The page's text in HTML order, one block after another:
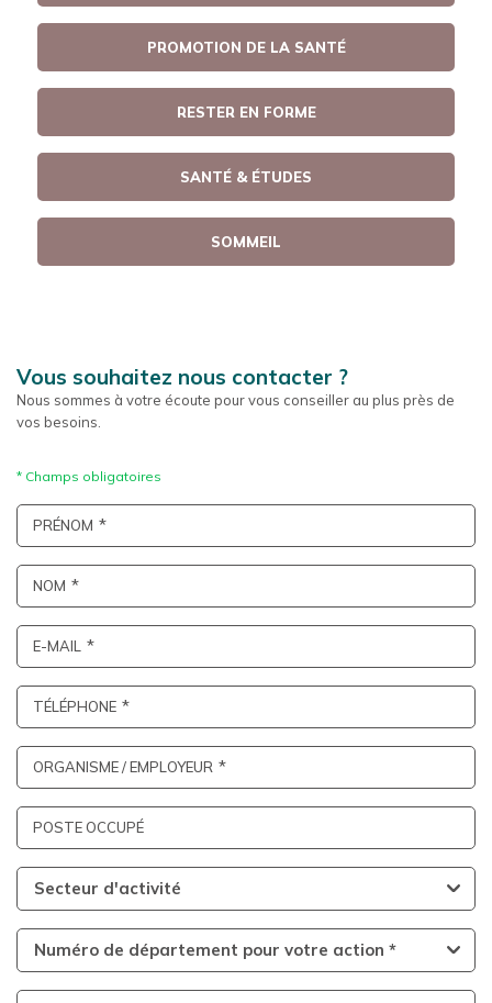
PROMOTION DE LA SANTÉ
RESTER EN FORME
SANTÉ & ÉTUDES
SOMMEIL
Vous souhaitez nous contacter ?
Nous sommes à votre écoute pour vous conseiller au plus près de
vos besoins.
PRÉNOM
NOM
E-MAIL
TÉLÉPHONE
ORGANISME / EMPLOYEUR
POSTE OCCUPÉ
Secteur d'activité
Numéro de département pour votre action *